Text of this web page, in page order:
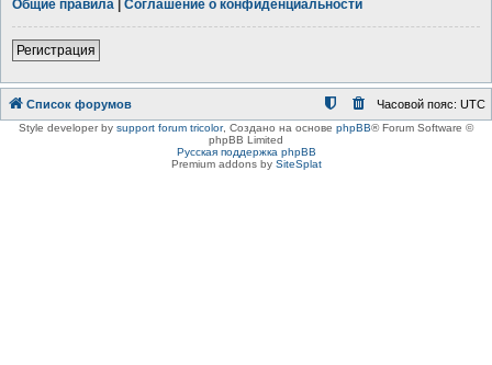
Общие правила | Соглашение о конфиденциальности
Регистрация
Список форумов Часовой пояс: UTC
Style developer by support forum tricolor, Создано на основе phpBB® Forum Software ©
phpBB Limited
Русская поддержка phpBB
Premium addons by SiteSplat